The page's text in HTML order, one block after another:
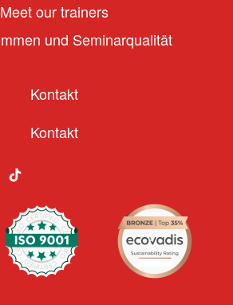
Meet our trainers
und Seminarqualität
Kontakt
Kontakt